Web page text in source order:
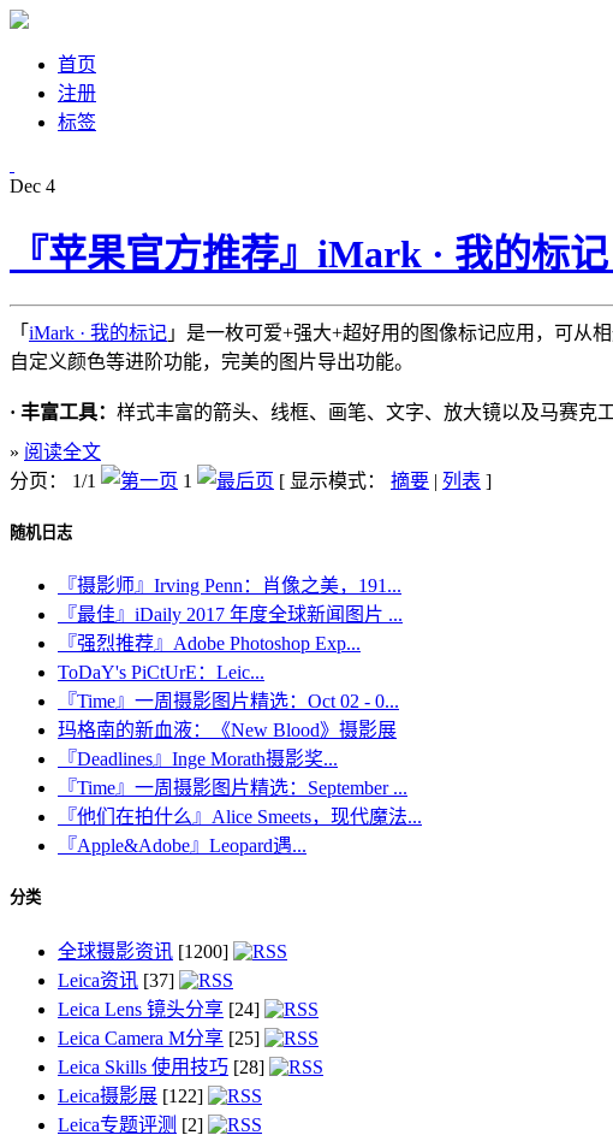
首页
注册
标签
Dec 4
『苹果官方推荐』iMark · 我的标
「 iMark · 我的标记 」是一枚可爱+强大+超好用的图像标记应用，可从
自定义颜色等进阶功能，完美的图片导出功能。
· 丰富工具： 样式丰富的箭头、线框、画笔、文字、放大镜以及马赛克
» 阅读全文
分页： 1/1
1 [ 显示模式： 摘要 | 列表 ]
随机日志
『摄影师』Irving Penn：肖像之美，191...
『最佳』iDaily 2017 年度全球新闻图片 ...
『强烈推荐』Adobe Photoshop Exp...
ToDaY's PiCtUrE：Leic...
『Time』一周摄影图片精选：Oct 02 - 0...
玛格南的新血液：《New Blood》摄影展
『Deadlines』Inge Morath摄影奖...
『Time』一周摄影图片精选：September ...
『他们在拍什么』Alice Smeets，现代魔法...
『Apple&Adobe』Leopard遇...
分类
全球摄影资讯 [1200]
Leica资讯 [37]
Leica Lens 镜头分享 [24]
Leica Camera M分享 [25]
Leica Skills 使用技巧 [28]
Leica摄影展 [122]
Leica专题评测 [2]